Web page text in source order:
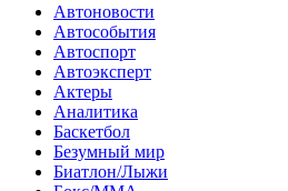
Автоновости
Автособытия
Автоспорт
Автоэксперт
Актеры
Аналитика
Баскетбол
Безумный мир
Биатлон/Лыжи